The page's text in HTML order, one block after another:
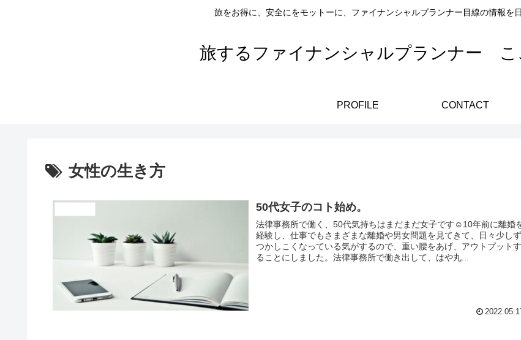
旅をお得に、安全にをモットーに、ファイナンシャルプランナー目線の情報を
旅するファイナンシャルプランナー こ
PROFILE CONTACT
女性の生き方
50代女子のコト始め。
法律事務所で働く、50代気持ちはまだまだ女子です☺️10年前に離婚
経験し、仕事でもさまざまな離婚や男女問題を見てきて、日々少しず
つかしこくなっている気がするので、重い腰をあげ、アウトプットす
ることにしました。法律事務所で働き出して、はや丸...